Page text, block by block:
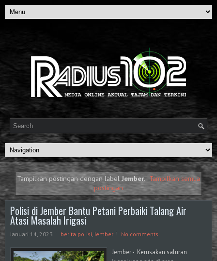
Tampilkan postingan dengan label Jember. Tampilkan semua
postingan
Polisi di Jember Bantu Petani Perbaiki Talang Air
Atasi Masalah Irigasi
Januari 14, 2023 berita polisi Jember No comments
Jember - Kerusakan saluran